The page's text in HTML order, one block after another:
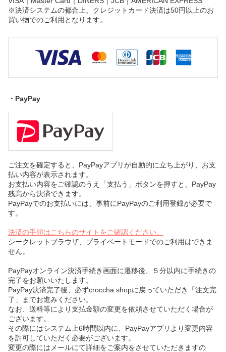
※決済システムの都合上、クレジットカード決済は50円以上のお
買い物でのご利用となります。
・PayPay
ご注文を確定すると、PayPayアプリが自動的に立ち上がり、お支
払い内容が表示されます。
お支払い内容をご確認のうえ「支払う」ボタンを押すと、PayPay
残高から決済できます。
PayPayでのお支払いには、事前にPayPayのご利用登録が必要で
す。
決済の手順はこちらのサイトをご確認ください。
シークレットブラウザ、プライベートモードでのご利用はできま
せん。
PayPayオンライン決済手続き画面に遷移後、５分以内に手続きの
完了をお願いいたします。
PayPay決済完了後、必ずcroccha shopに戻っていただき「注文完
了」までお進みください。
なお、送料等により支払金額の変更を依頼させていただく場合が
ございます。
その際にはシステム上6時間以内に、PayPayアプリより変更内容
を許可していただく必要がございます。
変更の際にはメールにて詳細をご案内をさせていただきますの